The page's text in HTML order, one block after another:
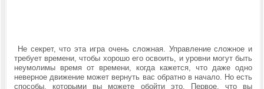
Не секрет, что эта игра очень сложная. Управление сложное и
требует времени, чтобы хорошо его освоить, и уровни могут быть
неумолимы время от времени, когда кажется, что даже одно
неверное движение может вернуть вас обратно в начало. Но есть
способы, которыми вы можете обойти это. Первое, что вы